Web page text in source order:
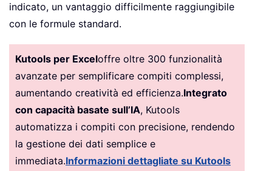
indicato, un vantaggio difficilmente raggiungibile
con le formule standard.
Kutools per Exceloffre oltre 300 funzionalità
avanzate per semplificare compiti complessi,
aumentando creatività ed efficienza.Integrato
con capacità basate sull’IA, Kutools
automatizza i compiti con precisione, rendendo
la gestione dei dati semplice e
immediata.Informazioni dettagliate su Kutools